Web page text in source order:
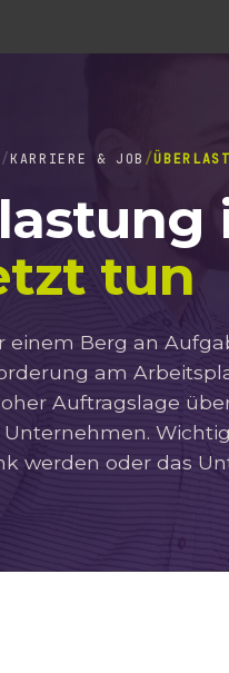
KARRIERE & JOB
tun
einem Berg an
am
Auftragslage
Unternehmen.
werden oder das